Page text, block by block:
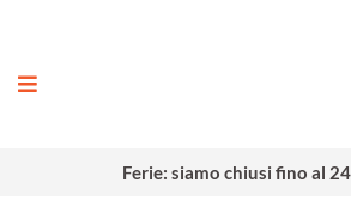
Ferie: siamo chiusi fino al